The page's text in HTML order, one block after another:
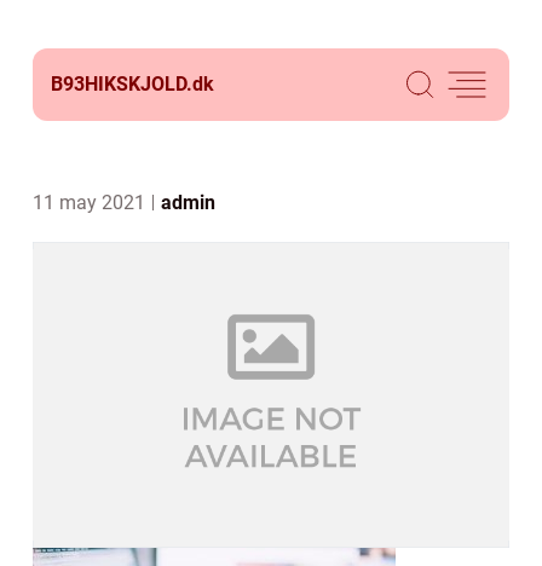
B93HIKSKJOLD.dk
11 may 2021 admin